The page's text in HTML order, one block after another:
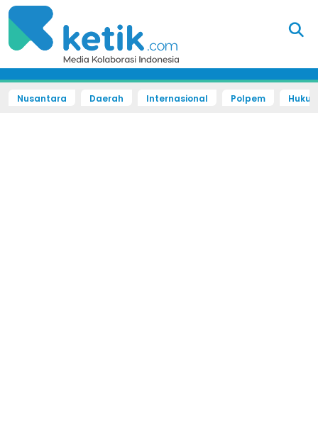
Nusantara Daerah Internasional Polpem